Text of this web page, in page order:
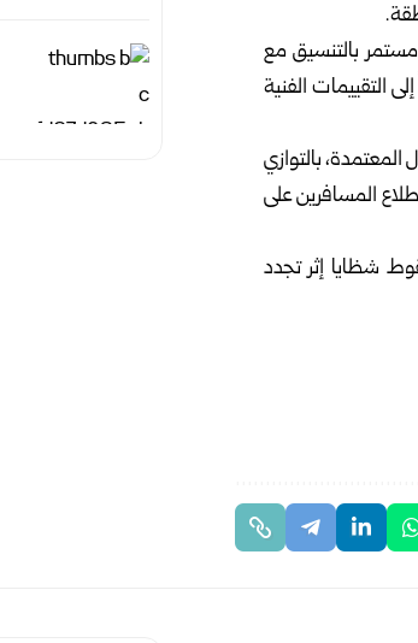
مستمر بالتنسيق مع
التقييمات الفنية
بالتوازي
المسافرين على
شظايا إثر تجدد